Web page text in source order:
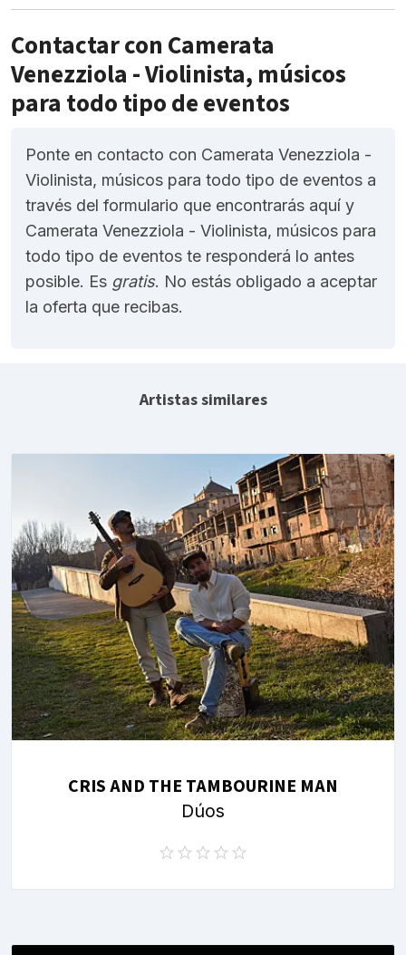
Contactar con Camerata
Venezziola - Violinista, músicos
para todo tipo de eventos
Ponte en contacto con Camerata Venezziola -
Violinista, músicos para todo tipo de eventos a
través del formulario que encontrarás aquí y
Camerata Venezziola - Violinista, músicos para
todo tipo de eventos te responderá lo antes
posible. Es gratis. No estás obligado a aceptar
la oferta que recibas.
Artistas similares
CRIS AND THE TAMBOURINE MAN
Dúos